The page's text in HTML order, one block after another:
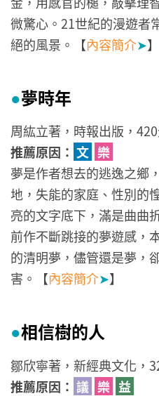
微驚心。21世紀的漫遊者
絕的風景。【內容簡介➤】
●夢時年
周紘立著，時報出版，
推薦原因： 文 樂
夢是作者想去的逃逸之鄉
地，失能的家庭、性別的
亮的文字底下，滿是曲曲
前作不斷跳接的夢遊感，
的清明夢，儘管還是夢，
害。【內容簡介➤】
●相信樹的人
鄒欣寧著，新經典文化，
推薦原因： 議 樂 益